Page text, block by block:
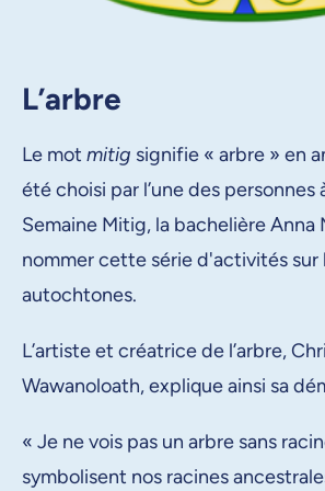
L’arbre
Le mot mitig signifie « arbre » en
été choisi par l’une des personnes
Semaine Mitig, la bachelière Anna
nommer cette série d'activités sur
autochtones.
L’artiste et créatrice de l’arbre,
Wawanoloath, explique ainsi sa
« Je ne vois pas un arbre sans
symbolisent nos racines